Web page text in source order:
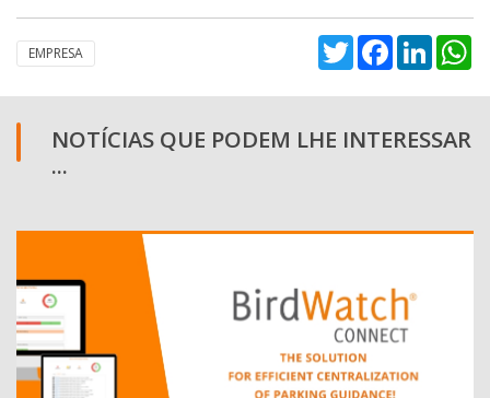
EMPRESA TwitterFacebook
NOTÍCIAS QUE PODEM LHE INTERESSAR
...